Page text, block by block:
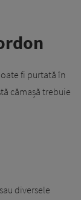
fi purtată în
cămașă trebuie
diversele